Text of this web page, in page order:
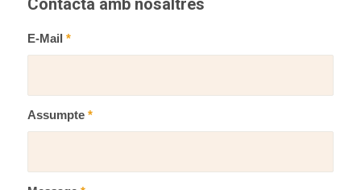
Contacta amb nosaltres
E-Mail *
Assumpte *